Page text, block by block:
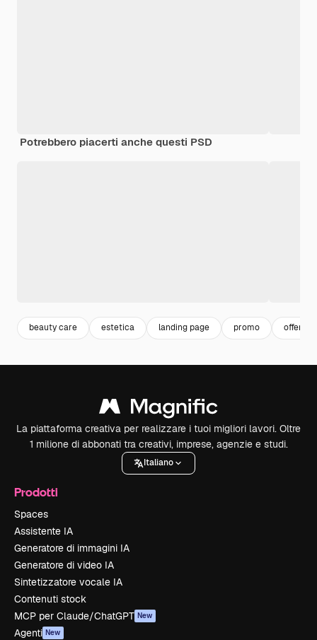
Potrebbero piacerti anche questi PSD
beauty care estetica landing page promo offerta
La piattaforma creativa per realizzare i tuoi migliori lavori. Oltre
1 milione di abbonati tra creativi, imprese, agenzie e studi.
Italiano
Prodotti
Spaces
Assistente IA
Generatore di immagini IA
Generatore di video IA
Sintetizzatore vocale IA
Contenuti stock
MCP per Claude/ChatGPT New
Agenti New